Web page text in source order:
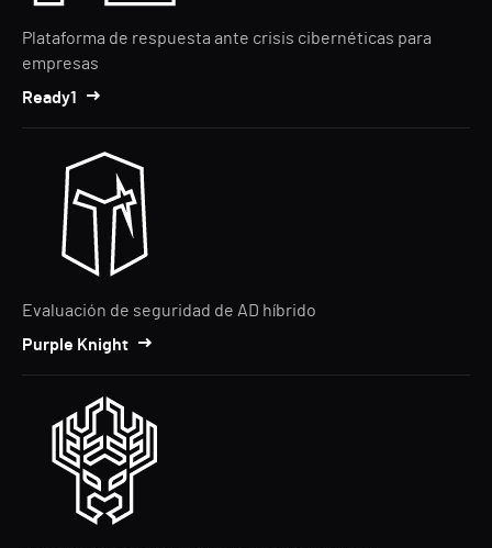
Plataforma de respuesta ante crisis cibernéticas para
empresas
Ready1
Evaluación de seguridad de AD híbrido
Purple Knight